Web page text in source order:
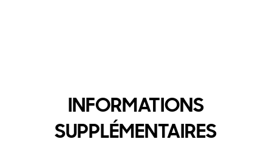
INFORMATIONS
SUPPLÉMENTAIRES